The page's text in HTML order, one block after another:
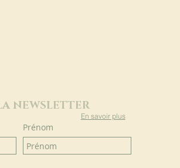
NEWSLETTER
En savoir plus
Prénom